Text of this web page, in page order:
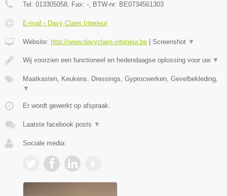
Tel: 013305058, Fax: -, BTW-nr: BE0734561303
E-mail › Davy Claes Interieur
Website: http://www.davyclaes-interieur.be Screenshot ▼
Wij voorzien een functioneel en hedendaagse oplossing voor uw ▼
Maatkasten, Keukens, Dressings, Gyprocwerken, Gevelbekleding,
▼
Er wordt gewerkt op afspraak.
Laatste facebook posts ▼
Sociale media: